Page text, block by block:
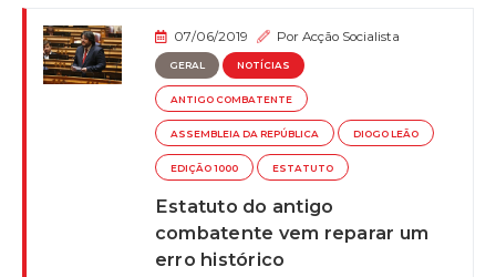
07/06/2019 PorAcção Socialista
GERAL NOTÍCIAS
ANTIGO COMBATENTE
ASSEMBLEIA DA REPÚBLICA DIOGO LEÃO
EDIÇÃO 1000 ESTATUTO
Estatuto do antigo
combatente vem reparar um
erro histórico